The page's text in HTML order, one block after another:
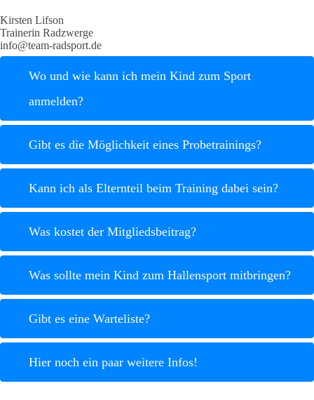
Kirsten Lifson
Trainerin Radzwerge
info@team-radsport.de
Wo und wie kann ich mein Kind zum Sport
anmelden?
Gibt es die Möglichkeit eines Probetrainings?
Kann ich als Elternteil beim Training dabei sein?
Was kostet der Mitgliedsbeitrag?
Was sollte mein Kind zum Hallensport mitbringen?
Gibt es eine Warteliste?
Hier noch ein paar weitere Infos!